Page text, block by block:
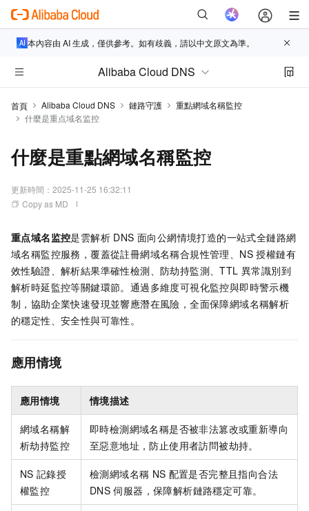
本內容由 AI 生成，僅供參考。如有歧義，請以中文原文為準。
Alibaba Cloud DNS
首頁 Alibaba Cloud DNS 鏈路守護
重點網域名稱監控
什麼是重点域名监控
什麼是重點網域名稱監控
更新時間： 2025-11-25 16:32:11
Copy as MD
重点域名监控是雲解析 DNS 面向公網情境打造的一站式全鏈路網
域名稱監控服務，覆蓋從註冊網域名稱合規性管理、NS 授權鏈有
效性驗證、解析結果準確性檢測、防劫持監測、TTL 異常識別到
解析時延監控等關鍵環節。通過多維度可視化監控與即時警示機
制，協助企業快速發現並響應潛在風險，全面保障網域名稱解析
的穩定性、安全性與可靠性。
應用情境
應用情境 情境描述
網域名稱解
析劫持監控
即時檢測網域名稱是否被非法篡改或重新導向
至惡意地址，防止使用者訪問被劫持。
NS 記錄授
權監控
檢測網域名稱 NS 配置是否完整且指向合法
DNS 伺服器，保障解析鏈路穩定可靠。